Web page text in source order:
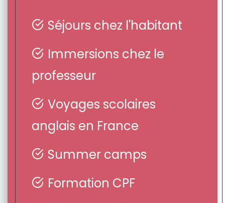
Séjours chez l'habitant
Immersions chez le
professeur
Voyages scolaires
anglais en France
Summer camps
Formation CPF